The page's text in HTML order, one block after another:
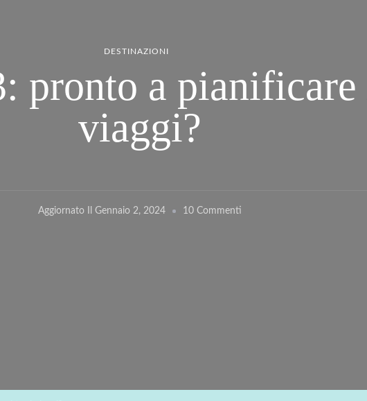
DESTINAZIONI
pronto a
viaggi?
Aggiornato Il Gennaio 2, 2024 10 Commenti